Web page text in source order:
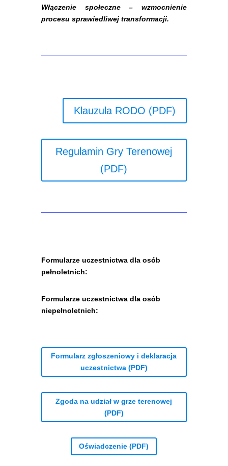
Włączenie społeczne – wzmocnienie
procesu sprawiedliwej transformacji.
Klauzula RODO (PDF)
Regulamin Gry Terenowej
(PDF)
Formularze uczestnictwa dla osób
pełnoletnich:
Formularze uczestnictwa dla osób
niepełnoletnich:
Formularz zgłoszeniowy i deklaracja
uczestnictwa (PDF)
Zgoda na udział w grze terenowej
(PDF)
Oświadczenie (PDF)